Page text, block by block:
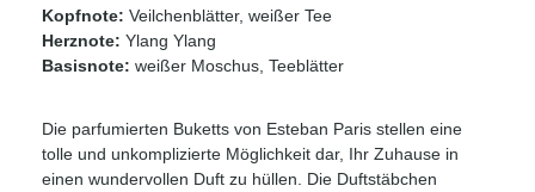
Kopfnote: Veilchenblätter, weißer Tee
Herznote: Ylang Ylang
Basisnote: weißer Moschus, Teeblätter
Die parfumierten Buketts von Esteban Paris stellen eine
tolle und unkomplizierte Möglichkeit dar, Ihr Zuhause in
einen wundervollen Duft zu hüllen. Die Duftstäbchen